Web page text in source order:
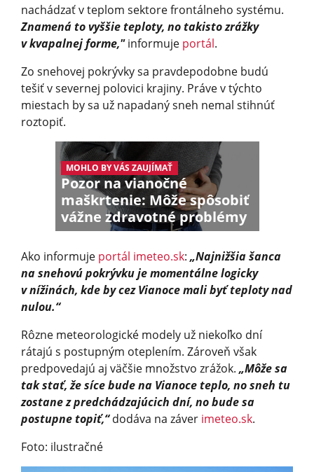
nachádzať v teplom sektore frontálneho systému.
Znamená to vyššie teploty, no takisto zrážky
v kvapalnej forme,"informuje portál.
Zo snehovej pokrývky sa pravdepodobne budú
tešiť v severnej polovici krajiny. Práve v týchto
miestach by sa už napadaný sneh nemal stihnúť
roztopiť.
MOHLO BY VÁS ZAUJÍMAŤ
Pozor na vianočné
maškrtenie: Môže spôsobiť
vážne zdravotné problémy
Ako informuje portál imeteo.sk: „Najnižšia šanca
na snehovú pokrývku je momentálne logicky
v nížinách, kde by cez Vianoce mali byť teploty nad
nulou.“
Rôzne meteorologické modely už niekoľko dní
rátajú s postupným oteplením. Zároveň však
predpovedajú aj väčšie množstvo zrážok. „Môže sa
tak stať, že síce bude na Vianoce teplo, no sneh tu
zostane z predchádzajúcich dní, no bude sa
postupne topiť,“dodáva na záver imeteo.sk.
Foto: ilustračné